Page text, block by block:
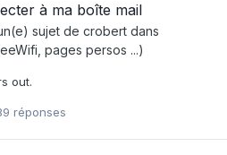
à ma boîte mail
sujet de crobert dans
pages persos ...)
out.
réponses